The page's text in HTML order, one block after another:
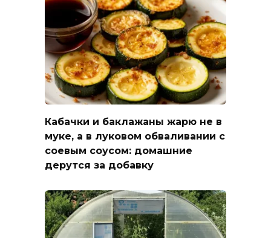
Кабачки и баклажаны жарю не в
муке, а в луковом обваливании с
соевым соусом: домашние
дерутся за добавку